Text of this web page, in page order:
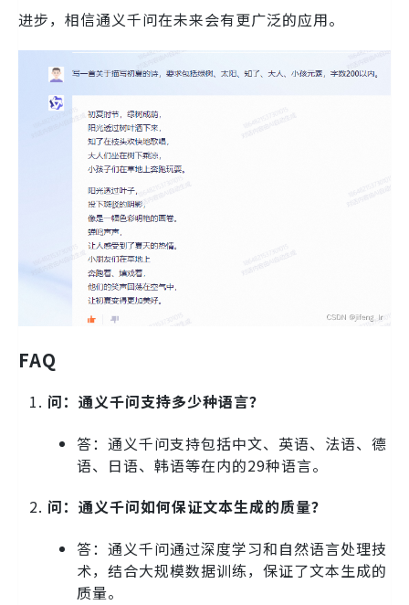
进步，相信通义千问在未来会有更广泛的应用。
FAQ
问：通义千问支持多少种语言？
答：通义千问支持包括中文、英语、法语、德
语、日语、韩语等在内的29种语言。
问：通义千问如何保证文本生成的质量？
答：通义千问通过深度学习和自然语言处理技
术，结合大规模数据训练，保证了文本生成的
质量。